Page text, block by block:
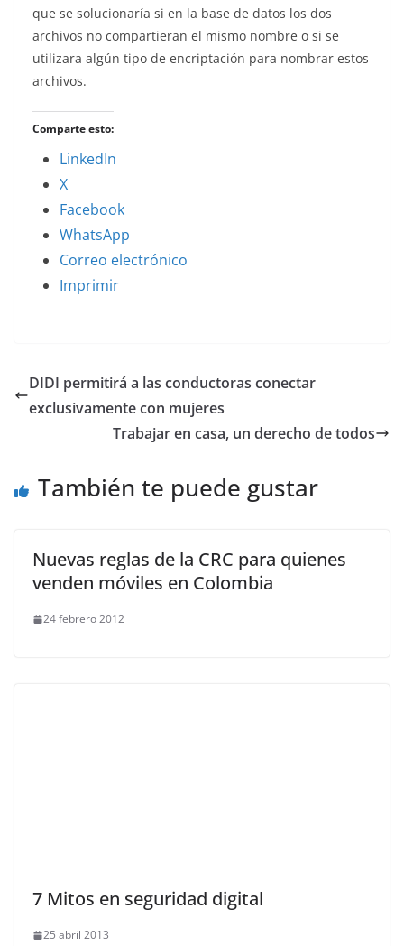
que se solucionaría si en la base de datos los dos
archivos no compartieran el mismo nombre o si se
utilizara algún tipo de encriptación para nombrar estos
archivos.
Comparte esto:
LinkedIn
X
Facebook
WhatsApp
Correo electrónico
Imprimir
DIDI permitirá a las conductoras conectar
exclusivamente con mujeres
Trabajar en casa, un derecho de todos
También te puede gustar
Nuevas reglas de la CRC para quienes
venden móviles en Colombia
24 febrero 2012
7 Mitos en seguridad digital
25 abril 2013